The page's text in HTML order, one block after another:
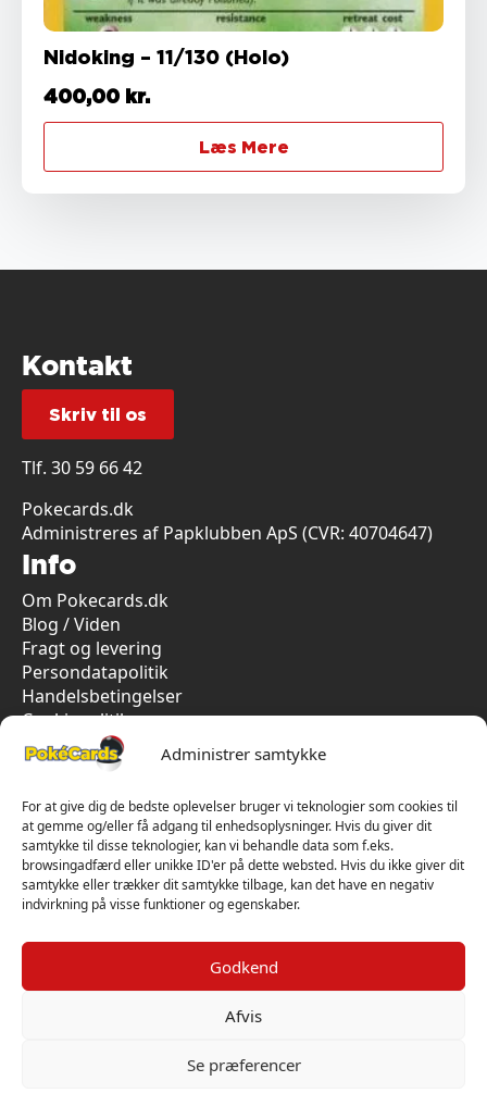
Administrer samtykke
For at give dig de bedste oplevelser bruger vi teknologier som cookies til
at gemme og/eller få adgang til enhedsoplysninger. Hvis du giver dit
samtykke til disse teknologier, kan vi behandle data som f.eks.
browsingadfærd eller unikke ID'er på dette websted. Hvis du ikke giver dit
samtykke eller trækker dit samtykke tilbage, kan det have en negativ
indvirkning på visse funktioner og egenskaber.
Godkend
Afvis
Se præferencer
Nidoking – 11/130 (Holo)
400,00 kr.
Læs Mere
Kontakt
Skriv til os
Tlf. 30 59 66 42
Pokecards.dk
Administreres af Papklubben ApS (CVR: 40704647)
Info
Om Pokecards.dk
Blog / Viden
Fragt og levering
Persondatapolitik
Handelsbetingelser
Cookiepolitik
Vi har kun 5-stjernet anmeldelser på Trustpilot